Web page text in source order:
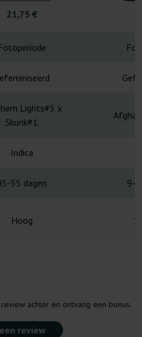
21,75 €
Lights#5 x
Skunk#1
Indica
55 dagen 9-
Hoog
achter en ontvang een bonus.
review